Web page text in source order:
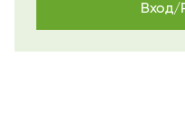
Вход/